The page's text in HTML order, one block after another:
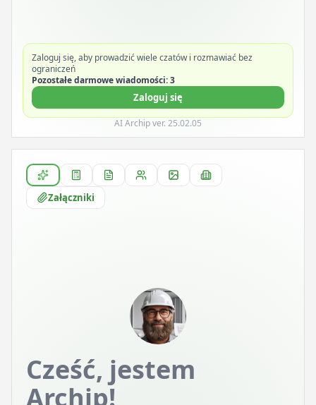
Zaloguj się, aby prowadzić wiele czatów i rozmawiać bez
ograniczeń
Pozostałe darmowe wiadomości: 3
Zaloguj się
AI Archip ver. 25.02.05
Załączniki
Cześć, jestem
Archip!